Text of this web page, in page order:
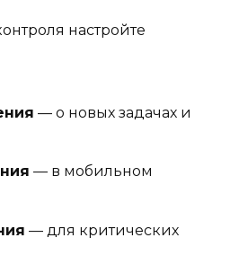
настройте
— о новых задачах и
— в мобильном
— для критических